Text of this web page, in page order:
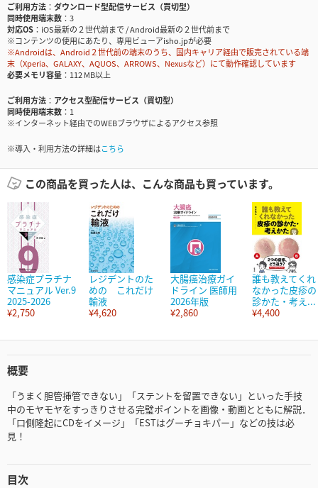
ご利用方法
ダウンロード型配信サービス（買切型）
同時使用端末数
3
対応OS
iOS最新の２世代前まで / Android最新の２世代前まで
※コンテンツの使用にあたり、専用ビューアisho.jpが必要
※Androidは、Android２世代前の端末のうち、国内キャリア経由で販売されている端
末（Xperia、GALAXY、AQUOS、ARROWS、Nexusなど）にて動作確認しています
必要メモリ容量
112 MB以上
ご利用方法
アクセス型配信サービス（買切型）
同時使用端末数
1
※インターネット経由でのWEBブラウザによるアクセス参照
※導入・利用方法の詳細はこちら
この商品を買った人は、こんな商品も買っています。
感染症プラチナ
マニュアル Ver.9
2025-2026
¥2,750
レジデントのた
めの これだけ
輸液
¥4,620
大腸癌治療ガイ
ドライン 医師用
2026年版
¥2,860
誰も教えてくれ
なかった皮疹の
診かた・考え...
¥4,400
概要
「うまく胆管挿管できない」「ステントを留置できない」といった手技
中のモヤモヤをすっきりさせる完璧ポイントを画像・動画とともに解説．
「口側隆起にCDをイメージ」「ESTはグーチョキパー」などの技は必
見！
目次